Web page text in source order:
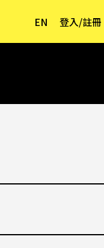
EN 登入/註冊